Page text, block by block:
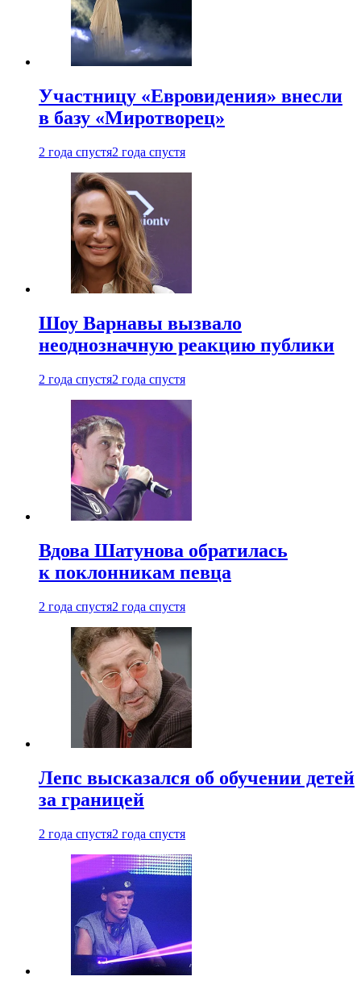
Участницу «Евровидения» внесли
в базу «Миротворец»
2 года спустя2 года спустя
Шоу Варнавы вызвало
неоднозначную реакцию публики
2 года спустя2 года спустя
Вдова Шатунова обратилась
к поклонникам певца
2 года спустя2 года спустя
Лепс высказался об обучении детей
за границей
2 года спустя2 года спустя